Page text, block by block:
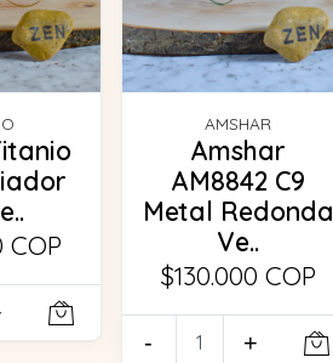
COP
AMSHAR
Amshar
AM8842 C9
Metal Redonda
Ve..
$130.000 COP
- +